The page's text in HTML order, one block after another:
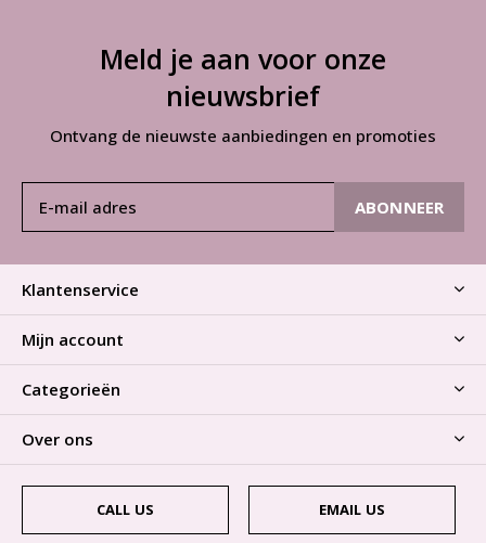
Meld je aan voor onze
nieuwsbrief
Ontvang de nieuwste aanbiedingen en promoties
ABONNEER
Klantenservice
Mijn account
Categorieën
Over ons
CALL US EMAIL US